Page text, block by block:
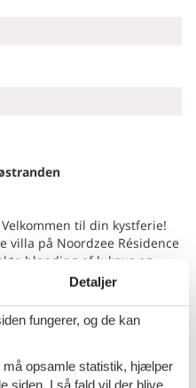
til din kystferie!
villa på Noordzee Résidence
blanding af luksus og
sandstrande.
køkken og et soveværelse i
og tv - perfekt til ophold
møbler og
ideelt for familier eller
Detaljer
fungerer, og de kan
opsamle statistik, hjælper
siden. I så fald vil der blive